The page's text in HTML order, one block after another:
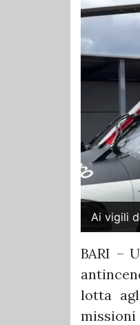
Ai vigili
BARI –
lotta
missioni